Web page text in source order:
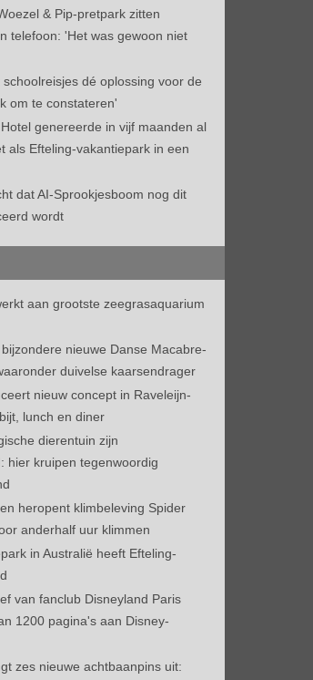
& Pip-pretpark zitten
telefoon: 'Het was gewoon niet
dé oplossing voor de
om te constateren'
genereerde in vijf maanden al
als Efteling-vakantiepark in een
dat AI-Sprookjesboom nog dit
wordt
aan grootste zeegrasaquarium
nieuwe Danse Macabre-
duivelse kaarsendrager
nieuw concept in Raveleijn-
lunch en diner
dierentuin zijn
hier kruipen tegenwoordig
heropent klimbeleving Spider
anderhalf uur klimmen
in Australië heeft Efteling-
van fanclub Disneyland Paris
1200 pagina's aan Disney-
zes nieuwe achtbaanpins uit: